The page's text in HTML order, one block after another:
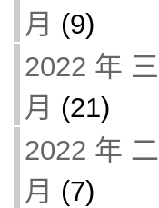
月 (9)
2022 年 三
月 (21)
2022 年 二
月 (7)